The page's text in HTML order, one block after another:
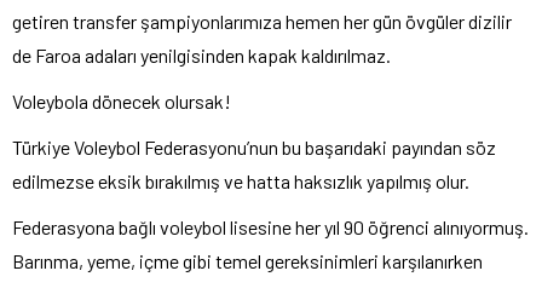
getiren transfer şampiyonlarımıza hemen her gün övgüler dizilir
de Faroa adaları yenilgisinden kapak kaldırılmaz.
Voleybola dönecek olursak!
Türkiye Voleybol Federasyonu’nun bu başarıdaki payından söz
edilmezse eksik bırakılmış ve hatta haksızlık yapılmış olur.
Federasyona bağlı voleybol lisesine her yıl 90 öğrenci alınıyormuş.
Barınma, yeme, içme gibi temel gereksinimleri karşılanırken